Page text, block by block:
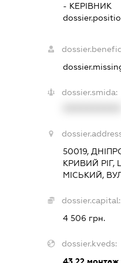
- КЕРІВНИК
dossier.smida:
50019,
КРИВИЙ
МІСЬКИЙ,
dossier.capital:
4 506 грн.
dossier.kveds: